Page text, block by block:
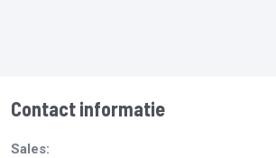
Contact informatie
Sales: